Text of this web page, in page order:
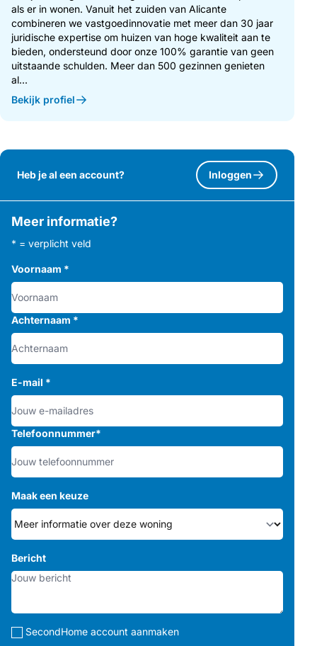
als er in wonen. Vanuit het zuiden van Alicante
combineren we vastgoedinnovatie met meer dan 30 jaar
juridische expertise om huizen van hoge kwaliteit aan te
bieden, ondersteund door onze 100% garantie van geen
uitstaande schulden. Meer dan 500 gezinnen genieten
al...
Bekijk profiel
Heb je al een account? Inloggen
Meer informatie?
* = verplicht veld
Voornaam *
Achternaam *
E-mail *
Telefoonnummer*
Maak een keuze
Bericht
SecondHome account aanmaken